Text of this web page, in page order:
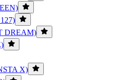
DREAM)
X)